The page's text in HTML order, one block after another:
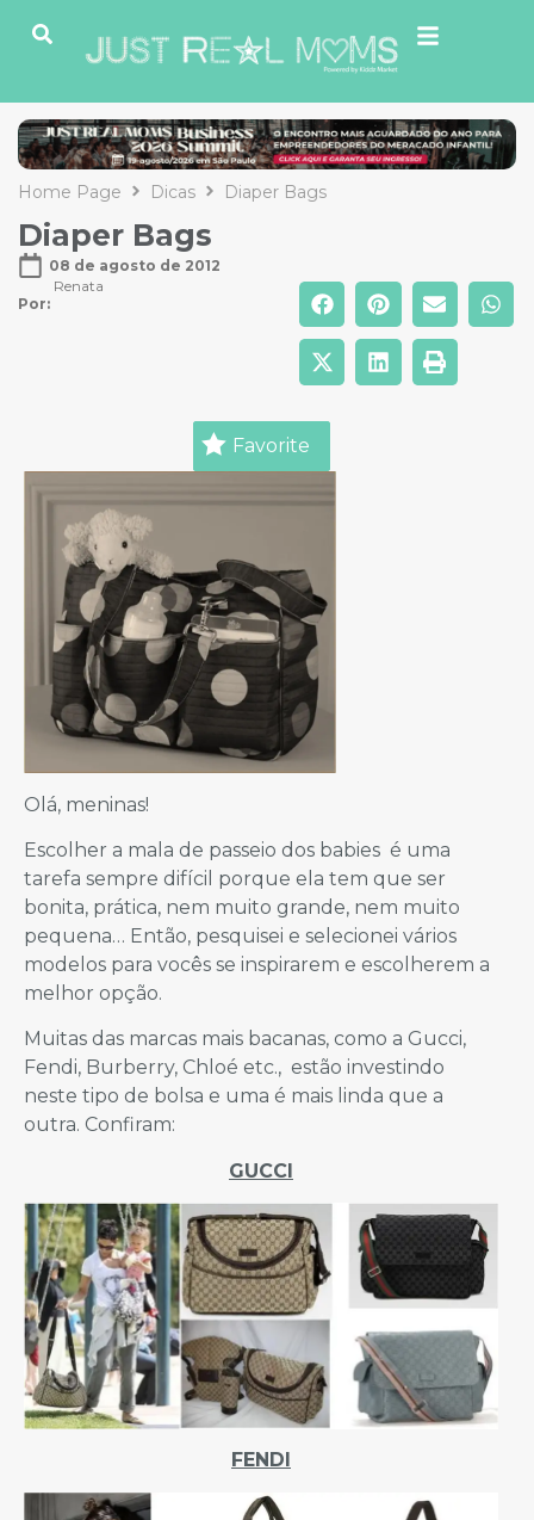
Home Page Dicas Diaper Bags
Diaper Bags
08 de agosto de 2012
Por:
Renata
Favorite
Olá, meninas!
Escolher a mala de passeio dos babies é uma
tarefa sempre difícil porque ela tem que ser
bonita, prática, nem muito grande, nem muito
pequena… Então, pesquisei e selecionei vários
modelos para vocês se inspirarem e escolherem a
melhor opção.
Muitas das marcas mais bacanas, como a Gucci,
Fendi, Burberry, Chloé etc., estão investindo
neste tipo de bolsa e uma é mais linda que a
outra. Confiram:
GUCCI
FENDI